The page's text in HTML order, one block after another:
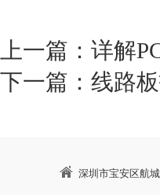
上一篇： 详解
下一篇： 线路
深圳市宝安区航